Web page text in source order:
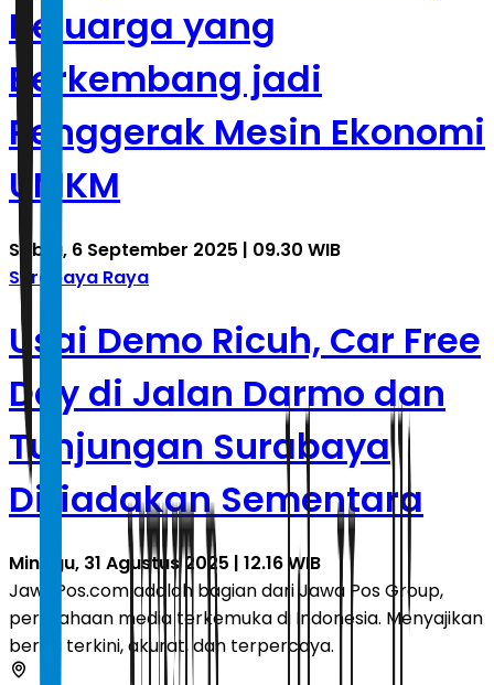
Keluarga yang
Berkembang jadi
Penggerak Mesin Ekonomi
UMKM
Sabtu, 6 September 2025 | 09.30 WIB
Surabaya Raya
Usai Demo Ricuh, Car Free
Day di Jalan Darmo dan
Tunjungan Surabaya
Ditiadakan Sementara
Minggu, 31 Agustus 2025 | 12.16 WIB
JawaPos.com adalah bagian dari Jawa Pos Group,
perusahaan media terkemuka di Indonesia. Menyajikan
berita terkini, akurat, dan terpercaya.